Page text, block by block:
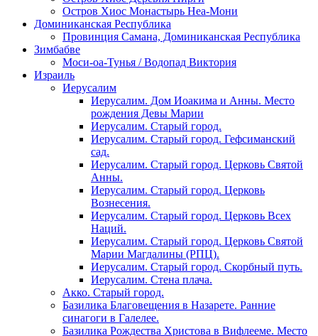
Остров Хиос Монастырь Неа-Мони
Доминиканская Республика
Провинция Самана, Доминиканская Республика
Зимбабве
Моси-оа-Тунья / Водопад Виктория
Израиль
Иерусалим
Иерусалим. Дом Иоакима и Анны. Место
рождения Девы Марии
Иерусалим. Старый город.
Иерусалим. Старый город. Гефсиманский
сад.
Иерусалим. Старый город. Церковь Святой
Анны.
Иерусалим. Старый город. Церковь
Вознесения.
Иерусалим. Старый город. Церковь Всех
Наций.
Иерусалим. Старый город. Церковь Святой
Марии Магдалины (РПЦ).
Иерусалим. Старый город. Скорбный путь.
Иерусалим. Стена плача.
Акко. Старый город.
Базилика Благовещения в Назарете. Ранние
синагоги в Галелее.
Базилика Рождества Христова в Вифлееме. Место